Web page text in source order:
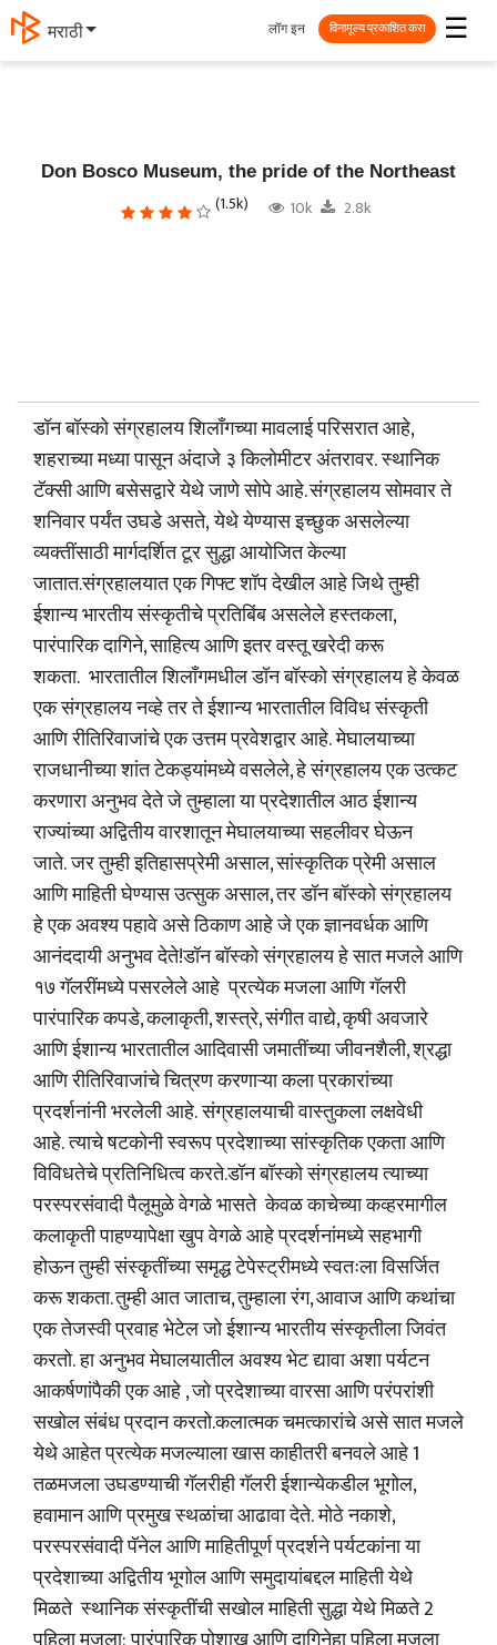
मराठी ☰
लॉग इन विनामूल्य प्रकाशित करा
Don Bosco Museum, the pride of the Northeast
(1.5k) 10k 2.8k
डॉन बॉस्को संग्रहालय शिलाँगच्या मावलाई परिसरात आहे,
शहराच्या मध्या पासून अंदाजे ३ किलोमीटर अंतरावर. स्थानिक
टॅक्सी आणि बसेसद्वारे येथे जाणे सोपे आहे. संग्रहालय सोमवार ते
शनिवार पर्यंत उघडे असते, येथे येण्यास इच्छुक असलेल्या
व्यक्तींसाठी मार्गदर्शित टूर सुद्धा आयोजित केल्या
जातात.संग्रहालयात एक गिफ्ट शॉप देखील आहे जिथे तुम्ही
ईशान्य भारतीय संस्कृतीचे प्रतिबिंब असलेले हस्तकला, ​​
पारंपारिक दागिने, साहित्य आणि इतर वस्तू खरेदी करू
शकता. भारतातील शिलाँगमधील डॉन बॉस्को संग्रहालय हे केवळ
एक संग्रहालय नव्हे तर ते ईशान्य भारतातील विविध संस्कृती
आणि रीतिरिवाजांचे एक उत्तम प्रवेशद्वार आहे. मेघालयाच्या
राजधानीच्या शांत टेकड्यांमध्ये वसलेले, हे संग्रहालय एक उत्कट
करणारा अनुभव देते जे तुम्हाला या प्रदेशातील आठ ईशान्य
राज्यांच्या अद्वितीय वारशातून मेघालयाच्या सहलीवर घेऊन
जाते. जर तुम्ही इतिहासप्रेमी असाल, सांस्कृतिक प्रेमी असाल
आणि माहिती घेण्यास उत्सुक असाल, तर डॉन बॉस्को संग्रहालय
हे एक अवश्य पहावे असे ठिकाण आहे जे एक ज्ञानवर्धक आणि
आनंददायी अनुभव देते!डॉन बॉस्को संग्रहालय हे सात मजले आणि
१७ गॅलरींमध्ये पसरलेले आहे प्रत्येक मजला आणि गॅलरी
पारंपारिक कपडे, कलाकृती, शस्त्रे, संगीत वाद्ये, कृषी अवजारे
आणि ईशान्य भारतातील आदिवासी जमातींच्या जीवनशैली, श्रद्धा
आणि रीतिरिवाजांचे चित्रण करणाऱ्या कला प्रकारांच्या
प्रदर्शनांनी भरलेली आहे. संग्रहालयाची वास्तुकला लक्षवेधी
आहे. त्याचे षटकोनी स्वरूप प्रदेशाच्या सांस्कृतिक एकता आणि
विविधतेचे प्रतिनिधित्व करते.डॉन बॉस्को संग्रहालय त्याच्या
परस्परसंवादी पैलूमुळे वेगळे भासते केवळ काचेच्या कव्हरमागील
कलाकृती पाहण्यापेक्षा खुप वेगळे आहे प्रदर्शनांमध्ये सहभागी
होऊन तुम्ही संस्कृतींच्या समृद्ध टेपेस्ट्रीमध्ये स्वतःला विसर्जित
करू शकता. तुम्ही आत जाताच, तुम्हाला रंग, आवाज आणि कथांचा
एक तेजस्वी प्रवाह भेटेल जो ईशान्य भारतीय संस्कृतीला जिवंत
करतो. हा अनुभव मेघालयातील अवश्य भेट द्यावा अशा पर्यटन
आकर्षणांपैकी एक आहे , जो प्रदेशाच्या वारसा आणि परंपरांशी
सखोल संबंध प्रदान करतो.कलात्मक चमत्कारांचे असे सात मजले
येथे आहेत प्रत्येक मजल्याला खास काहीतरी बनवले आहे 1
तळमजला उघडण्याची गॅलरीही गॅलरी ईशान्येकडील भूगोल,
हवामान आणि प्रमुख स्थळांचा आढावा देते. मोठे नकाशे,
परस्परसंवादी पॅनेल आणि माहितीपूर्ण प्रदर्शने पर्यटकांना या
प्रदेशाच्या अद्वितीय भूगोल आणि समुदायांबद्दल माहिती येथे
मिळते स्थानिक संस्कृतींची सखोल माहिती सुद्धा येथे मिळते 2